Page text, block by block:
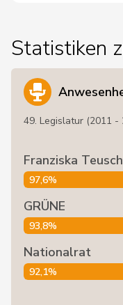
Statistiken
49. Legislatur (2011 -
Franziska
97,6%
GRÜNE
93,8%
Nationalrat
92,1%